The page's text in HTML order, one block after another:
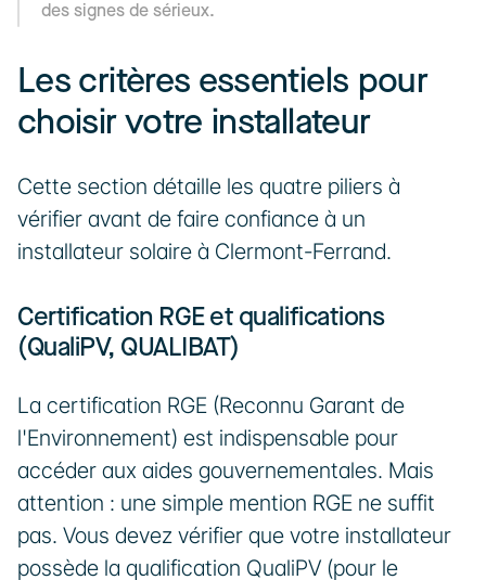
des signes de sérieux.
Les critères essentiels pour
choisir votre installateur
Cette section détaille les quatre piliers à
vérifier avant de faire confiance à un
installateur solaire à Clermont-Ferrand.
Certification RGE et qualifications
(QualiPV, QUALIBAT)
La certification RGE (Reconnu Garant de
l'Environnement) est indispensable pour
accéder aux aides gouvernementales. Mais
attention : une simple mention RGE ne suffit
pas. Vous devez vérifier que votre installateur
possède la qualification QualiPV (pour le